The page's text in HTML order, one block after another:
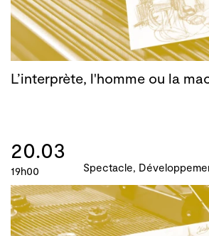
L’interprète, l'homme ou la
20.03
19h00